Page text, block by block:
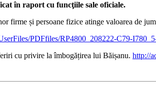
în raport cu funcţiile sale oficiale.
firme și persoane fizice atinge valoarea de
PDFfiles/RP4800_208222-C79-
cu privire la îmbogățirea lui Băișanu. http://